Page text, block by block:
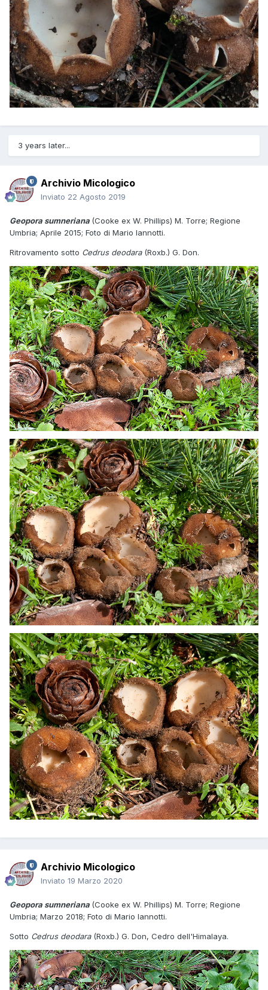
3 years later...
Archivio Micologico
Inviato 22 Agosto 2019
Geopora sumneriana (Cooke ex W. Phillips) M. Torre; Regione
Umbria; Aprile 2015; Foto di Mario Iannotti.
Ritrovamento sotto Cedrus deodara(Roxb.) G. Don.
Archivio Micologico
Inviato 19 Marzo 2020
Geopora sumneriana (Cooke ex W. Phillips) M. Torre; Regione
Umbria; Marzo 2018; Foto di Mario Iannotti.
Sotto Cedrus deodara(Roxb.) G. Don, Cedro dell'Himalaya.